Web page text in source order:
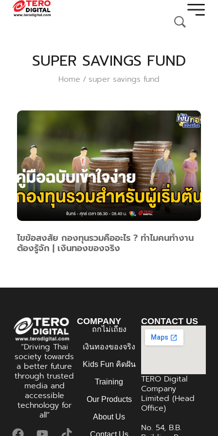
SUPER SAVINGS FUND
Home / super savings fund
ไขข้อสงสัย กองทุนรวมคืออะไร ? ทำไมคนทำงาน
ต้องรู้จัก | เงินทองของจริง
“Driving Thai
society towards
a better future
through trusted
media and
accessible
technology for
all”
COMPANY
ถกไม่เถียง
เงินทองของจริง
Kids Fun คิดฝัน
Training
Our Products
About Us
Contact Us
CONTACT US
TERO Digital
Company
Limited (Head
Office)
No. 54, B.B.